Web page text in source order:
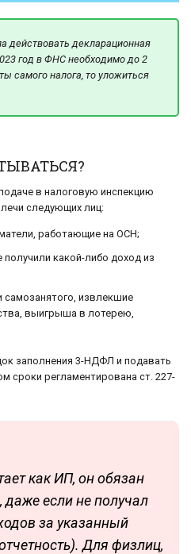
действовать декларационная
год в ФНС необходимо до 2
самого налога, то уложиться
в налоговую инспекцию
следующих лиц:
работающие на ОСН;
какой-либо доход из
самозанятого, извлекшие
выигрыша в лотерею,
заполнения 3-НДФЛ и подавать
сроки регламентирована ст. 227-
как ИП, он обязан
если не получал
за указанный
Для физлиц,